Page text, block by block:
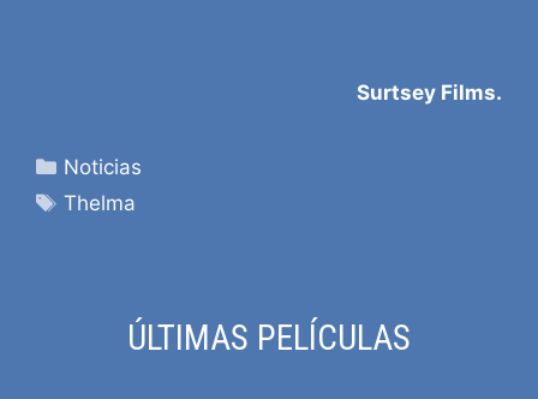
Surtsey Films.
Categorías
Noticias
Etiquetas
Thelma
ÚLTIMAS PELÍCULAS